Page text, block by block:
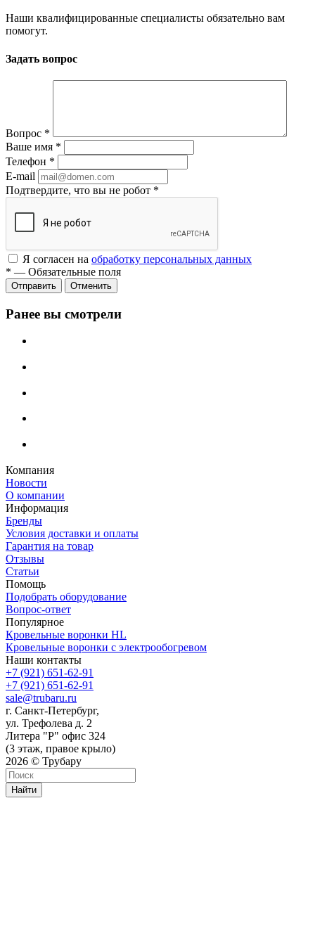
Наши квалифицированные специалисты обязательно вам
помогут.
Задать вопрос
Вопрос *
Ваше имя *
Телефон *
E-mail
Подтвердите, что вы не робот *
Я согласен на обработку персональных данных
* — Обязательные поля
Отменить
Ранее вы смотрели
Компания
Новости
О компании
Информация
Бренды
Условия доставки и оплаты
Гарантия на товар
Отзывы
Статьи
Помощь
Подобрать оборудование
Вопрос-ответ
Популярное
Кровельные воронки HL
Кровельные воронки с электрообогревом
Наши контакты
+7 (921) 651-62-91
+7 (921) 651-62-91
sale@trubaru.ru
г. Санкт-Петербург,
ул. Трефолева д. 2
Литера "Р" офис 324
(3 этаж, правое крыло)
2026 © Трубару
Найти